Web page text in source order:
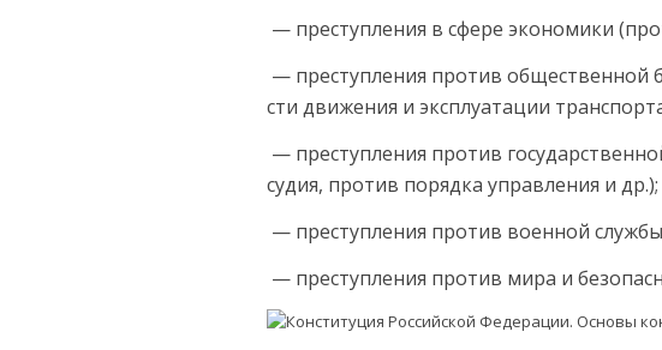
— преступления в сфере экономики
— преступления против общественной
сти движения и эксплуатации
— преступления против
судия, против порядка управления и др.);
— преступления против военной
— преступления против мира и